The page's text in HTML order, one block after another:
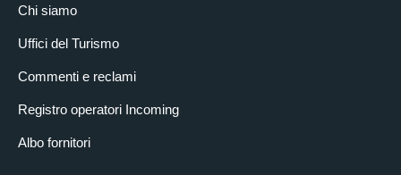
Chi siamo
Uffici del Turismo
Commenti e reclami
Registro operatori Incoming
Albo fornitori